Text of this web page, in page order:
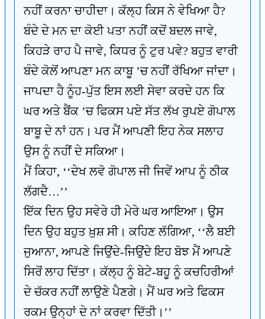
ਨਹੀਂ ਕਰਨਾ ਚਾਹੀਦਾ। ਕੱਲ੍ਹ ਕਿਸ ਨੇ ਵੇਖਿਆ ਹੈ?
ਬੰਦੇ ਦੇ ਮਨ ਦਾ ਕੋਈ ਪਤਾ ਨਹੀਂ ਕਦੋਂ ਬਦਲ ਜਾਵੇ,
ਕਿਹੜੇ ਰਾਹ ਪੈ ਜਾਵੇ, ਕਿਧਰ ਨੂੰ ਟੁਰ ਪਵੇ? ਬਹੁਤ ਵਾਰੀ
ਬੰਦੇ ਕੋਲੋਂ ਆਪਣਾ ਮਨ ਕਾਬੂ ’ਚ ਨਹੀਂ ਰੱਖਿਆ ਜਾਂਦਾ।
ਜਾਪਦਾ ਹੈ ਨੂੰਹ-ਪੁੱਤ ਇਸ ਲਈ ਸੇਵਾ ਕਰਦੇ ਹਨ ਕਿ
ਘਰ ਅਤੇ ਬੈਂਕ ’ਚ ਫਿਕਸ ਪਏ ਸੱਤ ਲੱਖ ਰੁਪਏ ਗੋਪਾਲ
ਬਾਬੂ ਦੇ ਨਾਂ ਹਨ। ਪਰ ਮੈਂ ਆਪਣੀ ਇਹ ਨੇਕ ਸਲਾਹ
ਉਸ ਨੂੰ ਨਹੀਂ ਦੇ ਸਕਿਆ।
ਮੈਂ ਕਿਹਾ, ‘‘ਦੇਖ ਲਵੋ ਗੋਪਾਲ ਜੀ ਜਿਵੇਂ ਆਪ ਨੂੰ ਠੀਕ
ਲੱਗਦੈ…’’
ਇੱਕ ਦਿਨ ਉਹ ਸਵੇਰੇ ਹੀ ਮੇਰੇ ਘਰ ਆਇਆ। ਉਸ
ਦਿਨ ਉਹ ਬਹੁਤ ਖ਼ੁਸ਼ ਸੀ। ਕਹਿਣ ਲੱਗਿਆ, ‘‘ਲੈ ਬਈ
ਜੁਆਨਾ, ਆਪਣੇ ਜਿਉਂਦੇ-ਜਿਉਂਦੇ ਇਹ ਬੋਝ ਮੈਂ ਆਪਣੇ
ਸਿਰੋਂ ਲਾਹ ਦਿੱਤਾ। ਕੱਲ੍ਹ ਨੂੰ ਬੇਟੇ-ਬਹੂ ਨੂੰ ਕਚਹਿਰੀਆਂ
ਦੇ ਚੱਕਰ ਨਹੀਂ ਲਾਉਣੇ ਪੈਣਗੇ। ਮੈਂ ਘਰ ਅਤੇ ਫਿਕਸ
ਰਕਮ ਉਨ੍ਹਾਂ ਦੇ ਨਾਂ ਕਰਵਾ ਦਿੱਤੀ।’’